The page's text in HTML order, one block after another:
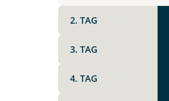
2. TAG
3. TAG
4. TAG
Reisebeginn